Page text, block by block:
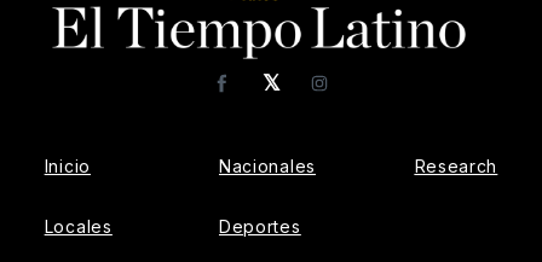
𝕏
FacebookInstagram
Inicio
Locales
Nacionales
Deportes
Research